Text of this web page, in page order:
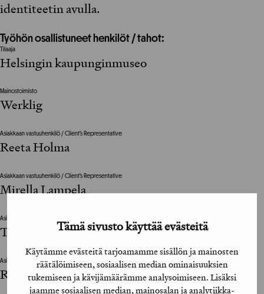
Tämä sivusto käyttää evästeitä
Käytämme evästeitä tarjoamamme sisällön ja mainosten
räätälöimiseen, sosiaalisen median ominaisuuksien
tukemiseen ja kävijämäärämme analysoimiseen. Lisäksi
jaamme sosiaalisen median, mainosalan ja analytiikka-
identiteetin avulla.
Työhön osallistuneet henkilöt / tahot:
Tilaaja
Helsingin kaupunginmuseo
Mainostoimisto
Werklig
Asiakkaan vastuuhenkilö / Client’s Representative
Reeta Holma
Asiakkaan vastuuhenkilö / Client’s Representative
Mirella Lampela
Asiakkaan vastuuhenkilö / Client’s Representative
Tove Vesterbacka
Asiakkaan vastuuhenkilö / Client’s Representative
Reeta Holma